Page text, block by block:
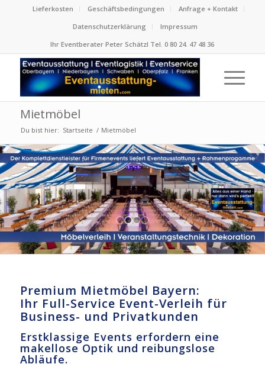
Lieferkosten Geschäftsbedingungen
Anfrage + Kontakt
Datenschutzerklärung
Impressum
Ihr Eventberater Peter Schätzl Tel. 0 80 24. 47 48 36
Mietmöbel
Du bist hier: Startseite / Mietmöbel
Premium Mietmöbel Bayern:
Ihr Full-Service Event-Verleih für
Business- und Privatkunden
Erstklassige Events erfordern eine
makellose Optik und reibungslose
Abläufe.